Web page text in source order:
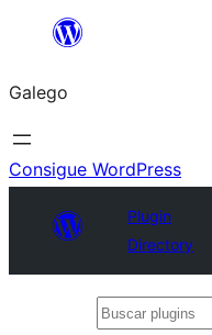
Saltar
contido
Galego
Consigue WordPress
Plugin
Directory
Buscar